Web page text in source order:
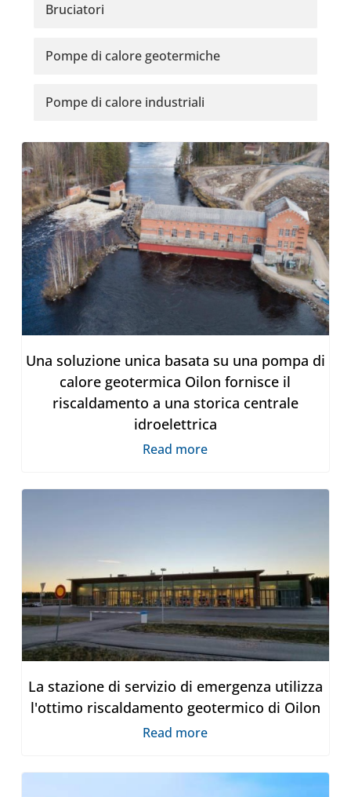
Bru­cia­tori
Pompe di calore geo­ter­mi­che
Pompe di calore indu­striali
Una soluzione unica basata su una pompa di
calore geotermica Oilon fornisce il
riscaldamento a una storica centrale
idroelettrica
Read more
La stazione di servizio di emergenza utilizza
l'ottimo riscaldamento geotermico di Oilon
Read more